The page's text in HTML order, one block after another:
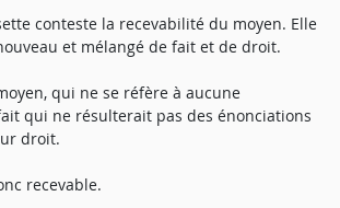
conteste la recevabilité du moyen. Elle
et mélangé de fait et de droit.
qui ne se réfère à aucune
qui ne résulterait pas des énonciations
droit.
recevable.